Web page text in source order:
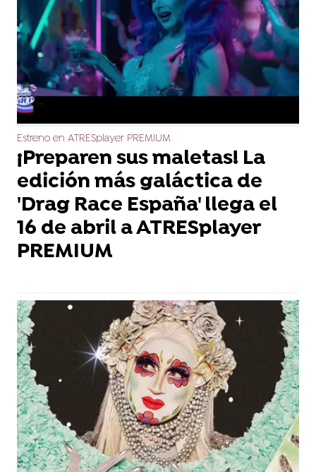
Estreno en ATRESplayer PREMIUM
¡Preparen sus maletas! La
edición más galáctica de
'Drag Race España' llega el
16 de abril a ATRESplayer
PREMIUM